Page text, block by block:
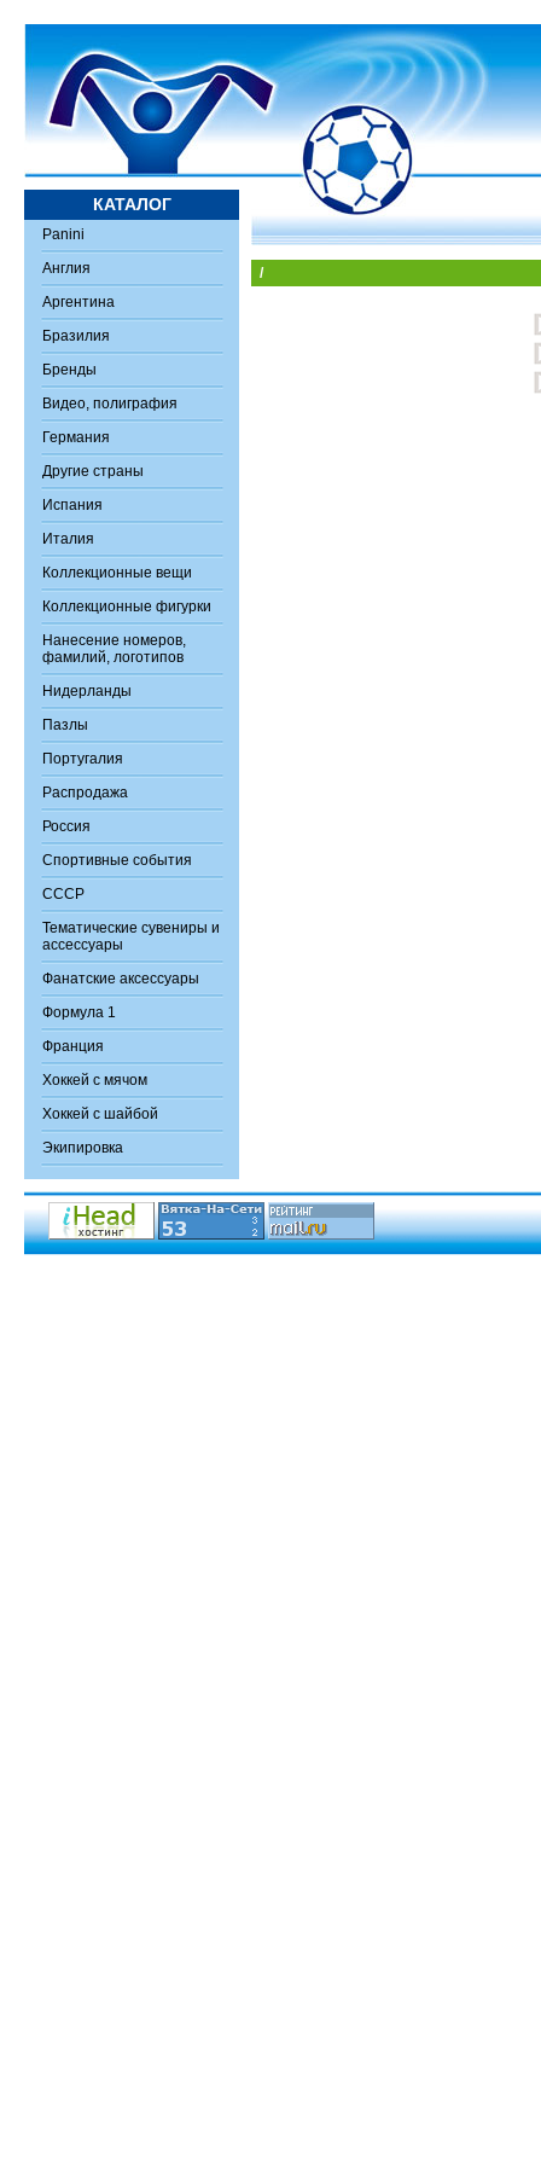
КАТАЛОГ
Panini
Англия
Аргентина
Бразилия
Бренды
Видео, полиграфия
Германия
Другие страны
Испания
Италия
Коллекционные вещи
Коллекционные фигурки
Нанесение номеров,
фамилий, логотипов
Нидерланды
Пазлы
Португалия
Распродажа
Россия
Спортивные события
СССР
Тематические сувениры и
ассессуары
Фанатские аксессуары
Формула 1
Франция
Хоккей с мячом
Хоккей с шайбой
Экипировка
/